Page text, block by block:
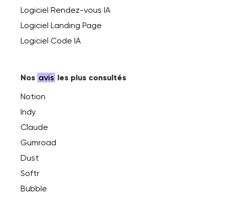
Logiciel Rendez-vous IA
Logiciel Landing Page
Logiciel Code IA
Nos avis les plus consultés
Notion
Indy
Claude
Gumroad
Dust
Softr
Bubble